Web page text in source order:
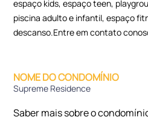
espaço kids, espaço teen,
piscina adulto e infantil, espaço
descanso.Entre em contato
NOME DO CONDOMÍNIO
Supreme Residence
Saber mais sobre o